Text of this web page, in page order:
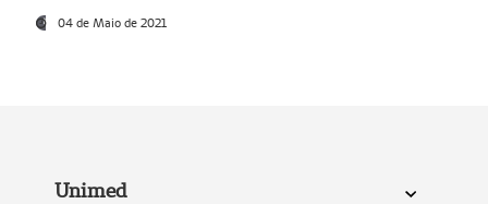
04 de Maio de 2021
Unimed